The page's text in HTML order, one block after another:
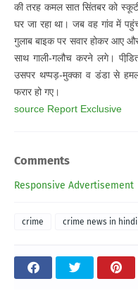
की तरह कमल सात सिंतबर को
घर जा रहा था। जब वह गांव में
गुलाब बाइक पर सवार होकर आए
साथ गाली-गलौच करने लगे।
उसपर थप्पड़-मुक्का व डंडा से
फरार हो गए।
source Report Exclusive
Comments
Responsive Advertisement
crime crime news in hindi